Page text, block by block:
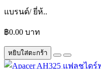
แบรนด์/ ยี่ห้..
฿0.00 บาท
หยิบใส่ตะกร้า